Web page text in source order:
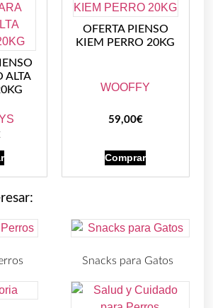
ALTA
OFERTA PIENSO
KIEM PERRO 20KG
WOOFFY
59,00€
Comprar
Snacks para Gatos